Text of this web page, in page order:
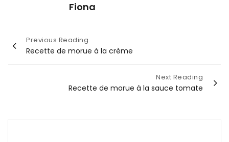
Fiona
Navigation
Previous Reading
Recette de morue à la crème
Next Reading
Recette de morue à la sauce tomate